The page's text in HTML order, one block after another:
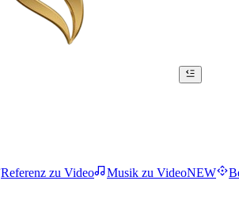
Referenz zu Video Musik zu VideoNEW